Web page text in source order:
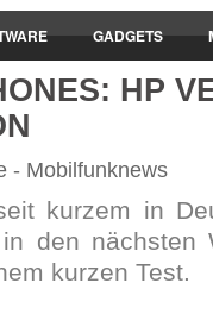
GADGETS
PCS VERTRÄGE &
HP
- Mobilfunknews
kurzem in
den nächsten
kurzen Test.